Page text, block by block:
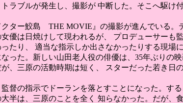
ラブルが発生し、撮影が 中断した。そこへ駆け
ター鮫島 THE MOVIE』の撮影が進んでいる。
は日焼けして現われるが、 プロデューサーも
り、 適当な指示しか出さなかったりする現場
た。新しい山田老人役の俳優は、35年ぶりの映
、三原の活動時期は短く、 スターだった若き日
督の指示でドーランを落とすことになった。す
半は、三原のことを全く 知らなかった。だが、